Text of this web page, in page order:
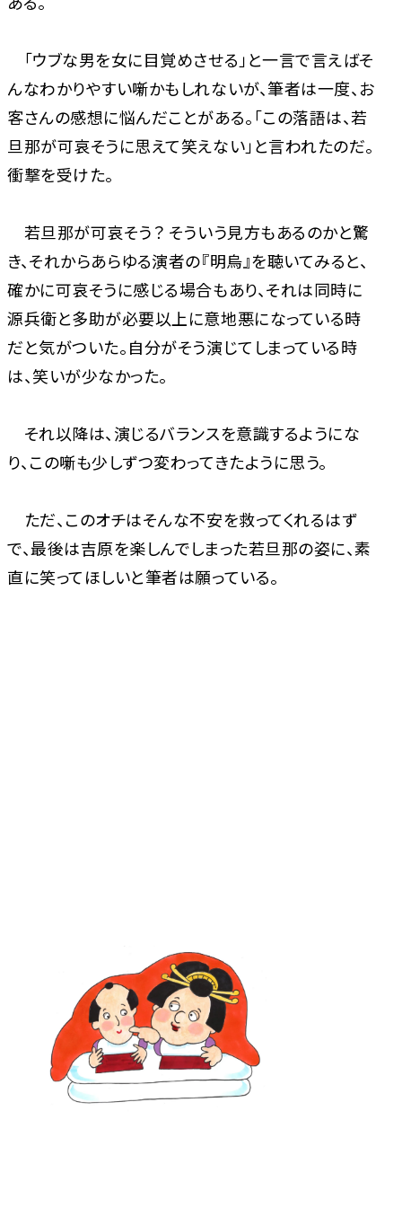
「ウブな男を女に目覚めさせる」と一言で言えばそ
んなわかりやすい噺かもしれないが、筆者は一度、お
客さんの感想に悩んだことがある。「この落語は、若
旦那が可哀そうに思えて笑えない」と言われたのだ。
衝撃を受けた。
若旦那が可哀そう？ そういう見方もあるのかと驚
き、それからあらゆる演者の『明烏』を聴いてみると、
確かに可哀そうに感じる場合もあり、それは同時に
源兵衛と多助が必要以上に意地悪になっている時
だと気がついた。自分がそう演じてしまっている時
は、笑いが少なかった。
それ以降は、演じるバランスを意識するようにな
り、この噺も少しずつ変わってきたように思う。
ただ、このオチはそんな不安を救ってくれるはず
で、最後は吉原を楽しんでしまった若旦那の姿に、素
直に笑ってほしいと筆者は願っている。